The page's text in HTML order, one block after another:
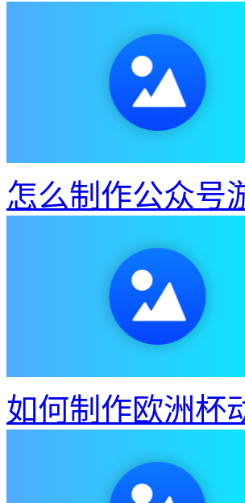
怎么制作公众号
如何制作欧洲杯